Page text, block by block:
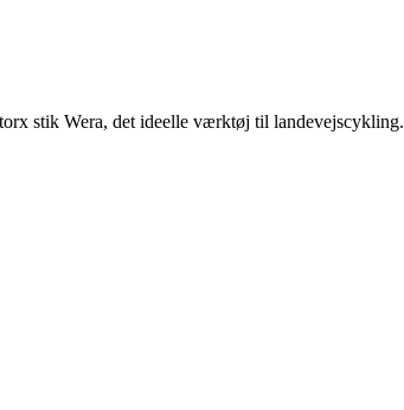
stik Wera, det ideelle værktøj til landevejscykling.